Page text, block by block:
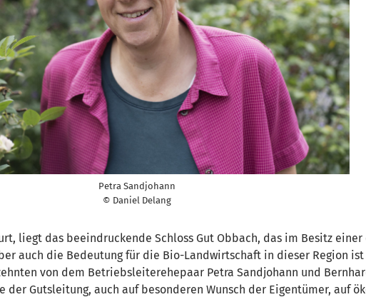
Petra Sandjohann
© Daniel Delang
liegt das beeindruckende Schloss Gut Obbach, das im Besitz
auch die Bedeutung für die Bio-Landwirtschaft in dieser Region
von dem Betriebsleiterehepaar Petra Sandjohann und
Gutsleitung, auch auf besonderen Wunsch der Eigentümer, auf